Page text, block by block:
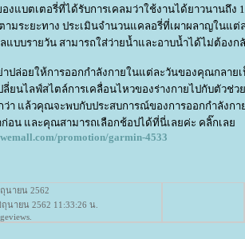
แบตเตอรี่ที่ได้รับการเคลมว่าใช้งานได้ยาวนานถึง
ามระยะทาง ประเมินจำนวนแคลอรี่ที่เผาผลาญในแต่
แบบรายวัน สามารถใส่ว่ายน้ำและอาบน้ำได้ไม่ต้องก
ปล่อยให้การออกกำลังกายในแต่ละวันของคุณกลายเ
ลี่ยนไลฟ์สไตล์การเคลื่อนไหวของร่างกายไปกับตัวช่ว
ว่า แล้วคุณจะพบกับประสบการณ์ของการออกกำลัง
ก่อน และคุณสามารถเลือกช้อปได้ที่นี่เลยค่ะ คลิ๊กเล
promotion/garmin-4533
ถุนายน 2562
ถุนายน 2562 11:33:26 น.